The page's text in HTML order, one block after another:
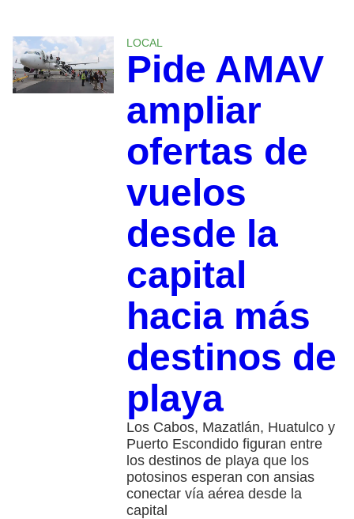
LOCAL
Pide AMAV
ampliar
ofertas de
vuelos
desde la
capital
hacia más
destinos de
playa
Los Cabos, Mazatlán, Huatulco y
Puerto Escondido figuran entre
los destinos de playa que los
potosinos esperan con ansias
conectar vía aérea desde la
capital